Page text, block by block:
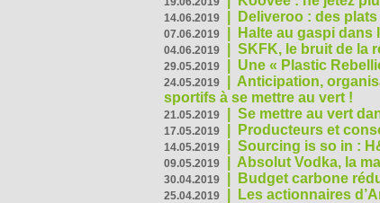
14.06.2019 Deliveroo : des
07.06.2019 Halte au gaspi
04.06.2019 SKFK, le bruit de la
29.05.2019 Une « Plastic
24.05.2019
Anticipation,
sportifs à se mettre au vert !
21.05.2019 Se mettre au vert
17.05.2019 Producteurs et
14.05.2019 Sourcing is so in :
09.05.2019 Absolut Vodka, la
30.04.2019 Budget carbone
25.04.2019 Les actionnaires